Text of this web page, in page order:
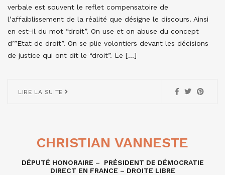
verbale est souvent le reflet compensatoire de
l’affaiblissement de la réalité que désigne le discours. Ainsi
en est-il du mot “droit”. On use et on abuse du concept
d’”Etat de droit”. On se plie volontiers devant les décisions
de justice qui ont dit le “droit”. Le […]
LIRE LA SUITE
CHRISTIAN VANNESTE
DÉPUTÉ HONORAIRE – PRÉSIDENT DE DÉMOCRATIE
DIRECT EN FRANCE – DROITE LIBRE